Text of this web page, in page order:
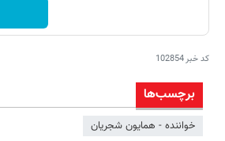
کد خبر102854
برچسب‌ها
خواننده - همایون شجریان